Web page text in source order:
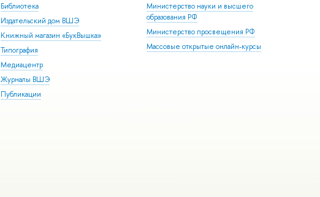
Библиотека
Издательский дом ВШЭ
Книжный магазин «БукВышка»
Типография
Медиацентр
Журналы ВШЭ
Публикации
Министерство науки и высшего
образования РФ
Министерство просвещения РФ
Массовые открытые онлайн-курсы